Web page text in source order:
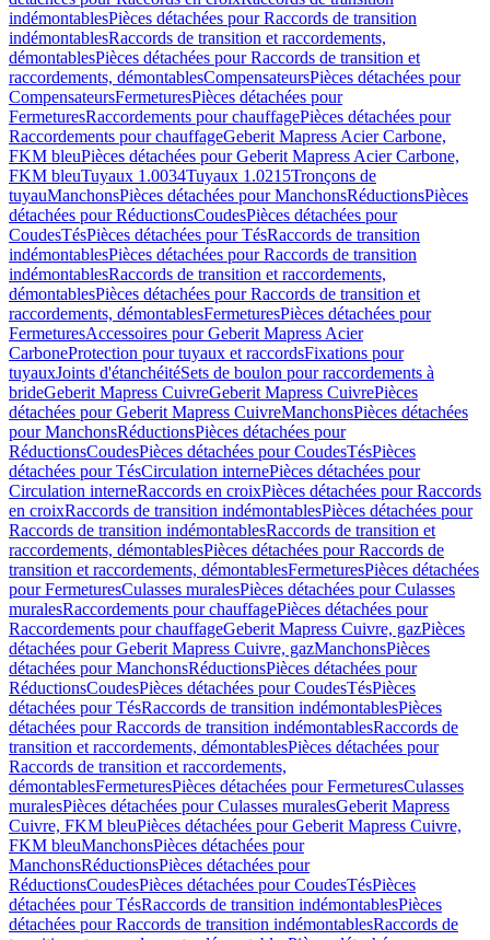
indémontablesPièces détachées pour Raccords de transition
indémontablesRaccords de transition et raccordements,
démontablesPièces détachées pour Raccords de transition et
raccordements, démontablesCompensateursPièces détachées pour
CompensateursFermeturesPièces détachées pour
FermeturesRaccordements pour chauffagePièces détachées pour
Raccordements pour chauffageGeberit Mapress Acier Carbone,
FKM bleuPièces détachées pour Geberit Mapress Acier Carbone,
FKM bleuTuyaux 1.0034Tuyaux 1.0215Tronçons de
tuyauManchonsPièces détachées pour ManchonsRéductionsPièces
détachées pour RéductionsCoudesPièces détachées pour
CoudesTésPièces détachées pour TésRaccords de transition
indémontablesPièces détachées pour Raccords de transition
indémontablesRaccords de transition et raccordements,
démontablesPièces détachées pour Raccords de transition et
raccordements, démontablesFermeturesPièces détachées pour
FermeturesAccessoires pour Geberit Mapress Acier
CarboneProtection pour tuyaux et raccordsFixations pour
tuyauxJoints d'étanchéitéSets de boulon pour raccordements à
brideGeberit Mapress CuivreGeberit Mapress CuivrePièces
détachées pour Geberit Mapress CuivreManchonsPièces détachées
pour ManchonsRéductionsPièces détachées pour
RéductionsCoudesPièces détachées pour CoudesTésPièces
détachées pour TésCirculation internePièces détachées pour
Circulation interneRaccords en croixPièces détachées pour Raccords
en croixRaccords de transition indémontablesPièces détachées pour
Raccords de transition indémontablesRaccords de transition et
raccordements, démontablesPièces détachées pour Raccords de
transition et raccordements, démontablesFermeturesPièces détachées
pour FermeturesCulasses muralesPièces détachées pour Culasses
muralesRaccordements pour chauffagePièces détachées pour
Raccordements pour chauffageGeberit Mapress Cuivre, gazPièces
détachées pour Geberit Mapress Cuivre, gazManchonsPièces
détachées pour ManchonsRéductionsPièces détachées pour
RéductionsCoudesPièces détachées pour CoudesTésPièces
détachées pour TésRaccords de transition indémontablesPièces
détachées pour Raccords de transition indémontablesRaccords de
transition et raccordements, démontablesPièces détachées pour
Raccords de transition et raccordements,
démontablesFermeturesPièces détachées pour FermeturesCulasses
muralesPièces détachées pour Culasses muralesGeberit Mapress
Cuivre, FKM bleuPièces détachées pour Geberit Mapress Cuivre,
FKM bleuManchonsPièces détachées pour
ManchonsRéductionsPièces détachées pour
RéductionsCoudesPièces détachées pour CoudesTésPièces
détachées pour TésRaccords de transition indémontablesPièces
détachées pour Raccords de transition indémontablesRaccords de